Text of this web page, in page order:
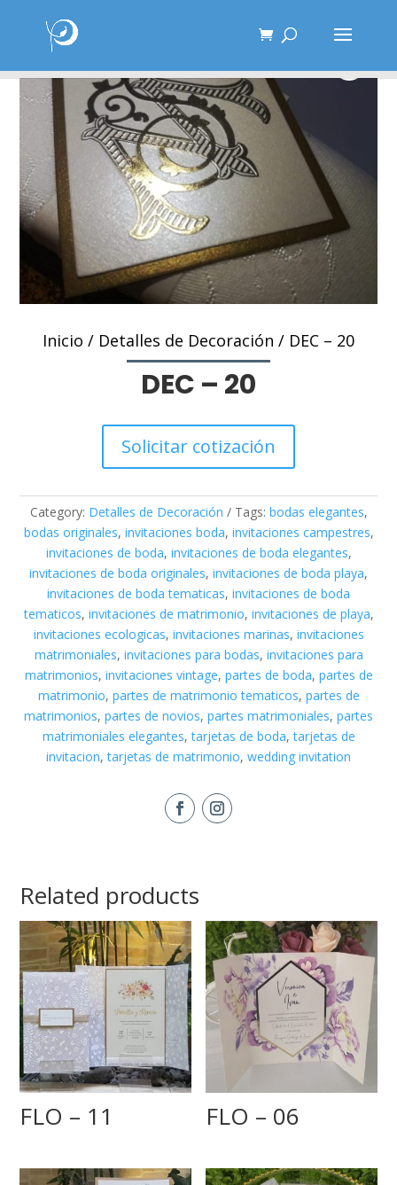
Inicio / Detalles de Decoración / DEC – 20
DEC – 20
Solicitar cotización
Category: Detalles de Decoración Tags: bodas elegantes,
bodas originales, invitaciones boda, invitaciones campestres,
invitaciones de boda, invitaciones de boda elegantes,
invitaciones de boda originales, invitaciones de boda playa,
invitaciones de boda tematicas, invitaciones de boda
tematicos, invitaciones de matrimonio, invitaciones de playa,
invitaciones ecologicas, invitaciones marinas, invitaciones
matrimoniales, invitaciones para bodas, invitaciones para
matrimonios, invitaciones vintage, partes de boda, partes de
matrimonio, partes de matrimonio tematicos, partes de
matrimonios, partes de novios, partes matrimoniales, partes
matrimoniales elegantes,tarjetas de boda,tarjetas de
invitacion,tarjetas de matrimonio, wedding invitation
Related products
FLO – 11 FLO – 06